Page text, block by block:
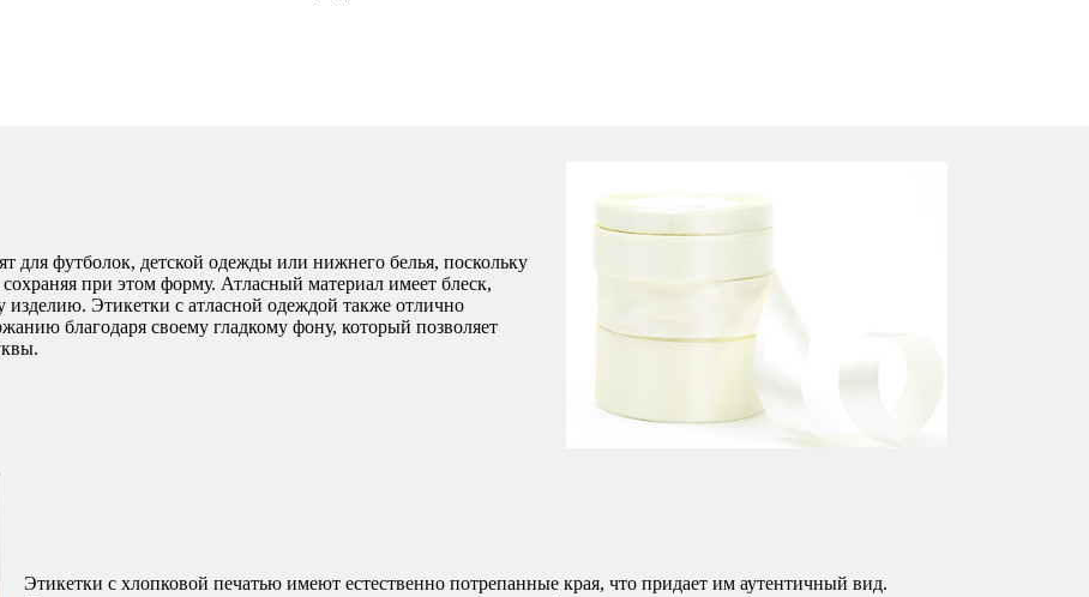
для футболок, детской одежды или нижнего белья, поскольку
при этом форму. Атласный материал имеет блеск,
Этикетки с атласной одеждой также отлично
благодаря своему гладкому фону, который позволяет
Этикетки с хлопковой печатью имеют естественно потрепанные края, что придает им аутентичный вид.